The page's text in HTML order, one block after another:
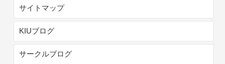
サイトマップ
KIUブログ
サークルブログ